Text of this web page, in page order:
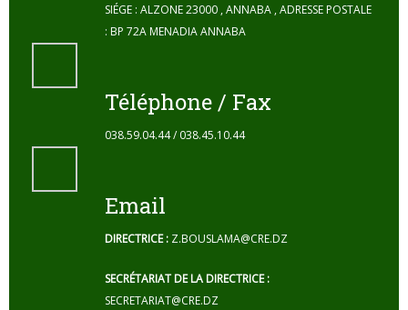
SIÉGE : ALZONE 23000 , ANNABA , ADRESSE POSTALE
: BP 72A MENADIA ANNABA
Téléphone / Fax
038.59.04.44 / 038.45.10.44
Email
DIRECTRICE : Z.BOUSLAMA@CRE.DZ
SECRÉTARIAT DE LA DIRECTRICE :
SECRETARIAT@CRE.DZ